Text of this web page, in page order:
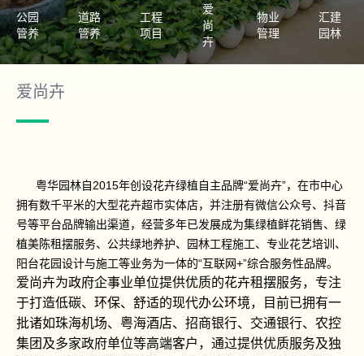
公园
管养
道路
管养
工程
项目
爱
尚
卉
物业
管理
汇建
园林
爱尚卉
粤华园林自2015年创设花卉绿植自主品牌“爱尚卉”，在市中心
拥有数千平米的大型花卉超市实体店，并注册有微信公众号、抖音
号等平台品牌输出渠道，经营多年已发展成为集绿植鲜花销售、绿
植美陈租摆服务、公共绿地养护、园林工程施工、专业花艺培训、
阳台花园设计与施工等业务为一体的“互联网+”综合服务性品牌。
爱尚卉为政府企事业单位提供优质的花卉租摆服务，专注
于打造低碳、环保、舒适的现代办公环境，目前已拥有一
批诸如珠海机场、粤海酒店、招商银行、交通银行、农控
集团及多家政府单位等高端客户，通过提供优质服务及独